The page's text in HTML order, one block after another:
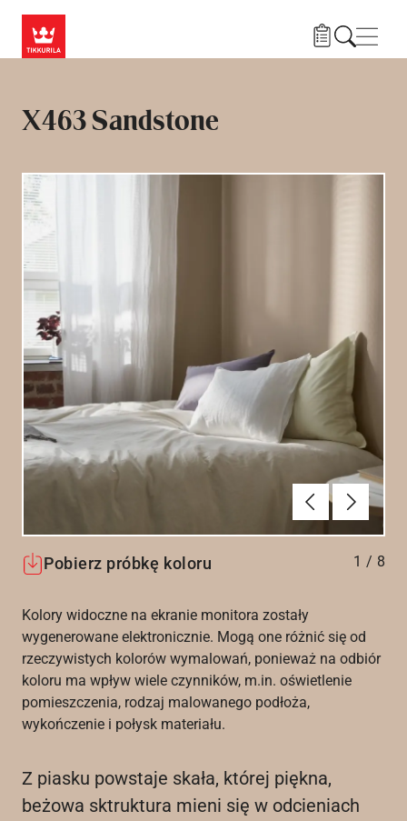
X463 Sandstone
Poprzednie
Dalej
Pobierz próbkę koloru 1 / 8
Kolory widoczne na ekranie monitora zostały
wygenerowane elektronicznie. Mogą one różnić się od
rzeczywistych kolorów wymalowań, ponieważ na odbiór
koloru ma wpływ wiele czynników, m.in. oświetlenie
pomieszczenia, rodzaj malowanego podłoża,
wykończenie i połysk materiału.
Z piasku powstaje skała, której piękna,
beżowa sktruktura mieni się w odcieniach